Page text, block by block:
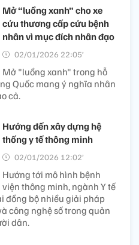
Mở “luồng xanh” cho xe
cứu thương cấp cứu bệnh
nhân vì mục đích nhân đạo
02/01/2026 22:05’
Mở "luồng xanh" trong hỗ
Quốc mang ý nghĩa nhân
cả.
Hướng đến xây dựng hệ
thống y tế thông minh
02/01/2026 12:02’
Hướng tới mô hình bệnh
viện thông minh, ngành Y tế
đồng bộ nhiều giải pháp
công nghệ số trong quản
dân.